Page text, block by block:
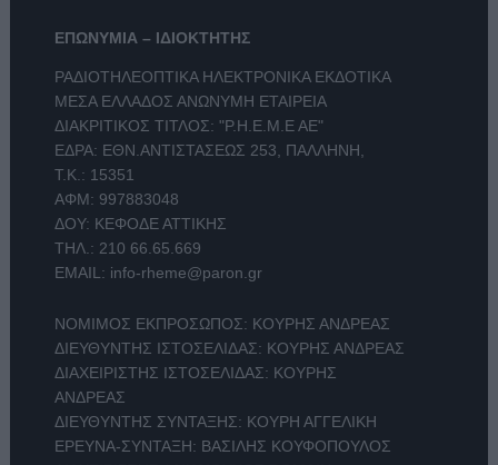
ΕΠΩΝΥΜΙΑ – ΙΔΙΟΚΤΗΤΗΣ
ΡΑΔΙΟΤΗΛΕΟΠΤΙΚΑ ΗΛΕΚΤΡΟΝΙΚΑ ΕΚΔΟΤΙΚΑ
ΜΕΣΑ ΕΛΛΑΔΟΣ ΑΝΩΝΥΜΗ ΕΤΑΙΡΕΙΑ
ΔΙΑΚΡΙΤΙΚΟΣ ΤΙΤΛΟΣ: "Ρ.Η.Ε.Μ.Ε ΑΕ"
ΕΔΡΑ: ΕΘΝ.ΑΝΤΙΣΤΑΣΕΩΣ 253, ΠΑΛΛΗΝΗ,
Τ.Κ.: 15351
ΑΦΜ: 997883048
ΔΟΥ: ΚΕΦΟΔΕ ΑΤΤΙΚΗΣ
ΤΗΛ.: 210 66.65.669
EMAIL: info-rheme@paron.gr
ΝΟΜΙΜΟΣ ΕΚΠΡΟΣΩΠΟΣ: ΚΟΥΡΗΣ ΑΝΔΡΕΑΣ
ΔΙΕΥΘΥΝΤΗΣ ΙΣΤΟΣΕΛΙΔΑΣ: ΚΟΥΡΗΣ ΑΝΔΡΕΑΣ
ΔΙΑΧΕΙΡΙΣΤΗΣ ΙΣΤΟΣΕΛΙΔΑΣ: ΚΟΥΡΗΣ
ΑΝΔΡΕΑΣ
ΔΙΕΥΘΥΝΤΗΣ ΣΥΝΤΑΞΗΣ: ΚΟΥΡΗ ΑΓΓΕΛΙΚΗ
ΕΡΕΥΝΑ-ΣΥΝΤΑΞΗ: ΒΑΣΙΛΗΣ ΚΟΥΦΟΠΟΥΛΟΣ